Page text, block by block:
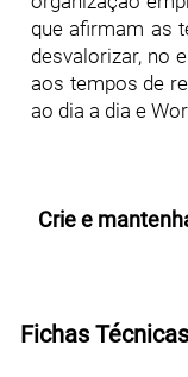
que afirmam as
desvalorizar, no
aos tempos de
ao dia a dia e
Crie e
Fichas Técnicas